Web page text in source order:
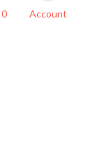
0 Account